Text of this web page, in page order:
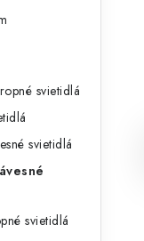
svietidlá
svietidlá
svietidlá